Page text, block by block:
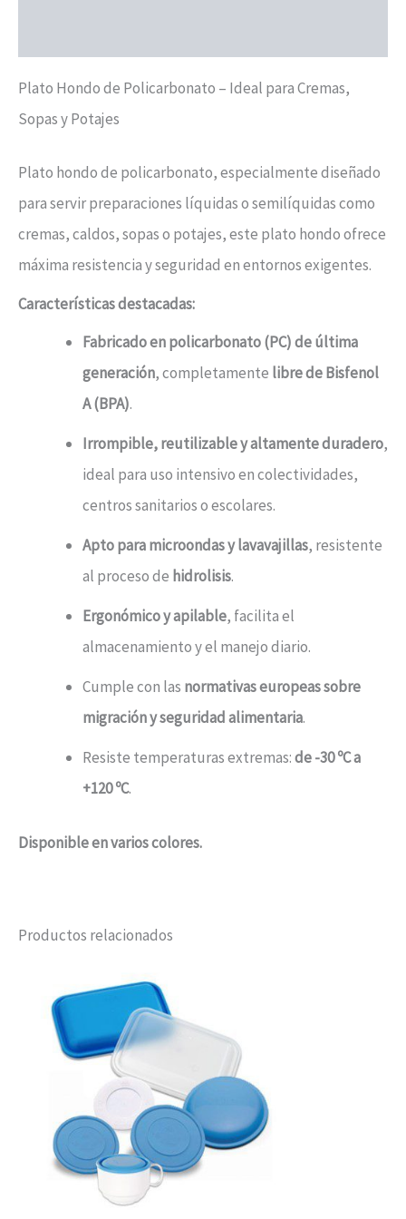
Plato Hondo de Policarbonato – Ideal para Cremas,
Sopas y Potajes
Plato hondo de policarbonato, especialmente diseñado
para servir preparaciones líquidas o semilíquidas como
cremas, caldos, sopas o potajes, este plato hondo ofrece
máxima resistencia y seguridad en entornos exigentes.
Características destacadas:
Fabricado en policarbonato (PC) de última
generación, completamente libre de Bisfenol
A (BPA).
Irrompible, reutilizable y altamente duradero,
ideal para uso intensivo en colectividades,
centros sanitarios o escolares.
Apto para microondas y lavavajillas, resistente
al proceso de hidrolisis.
Ergonómico y apilable, facilita el
almacenamiento y el manejo diario.
Cumple con las normativas europeas sobre
migración y seguridad alimentaria.
Resiste temperaturas extremas:de -30 ºC a
+120 ºC.
Disponible en varios colores.
Productos relacionados